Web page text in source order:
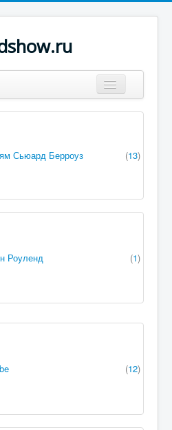
Сьюард Берроуз (13)
Роуленд (1)
(12)